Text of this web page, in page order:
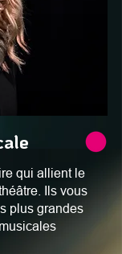
qui allient le
Ils vous
plus grandes